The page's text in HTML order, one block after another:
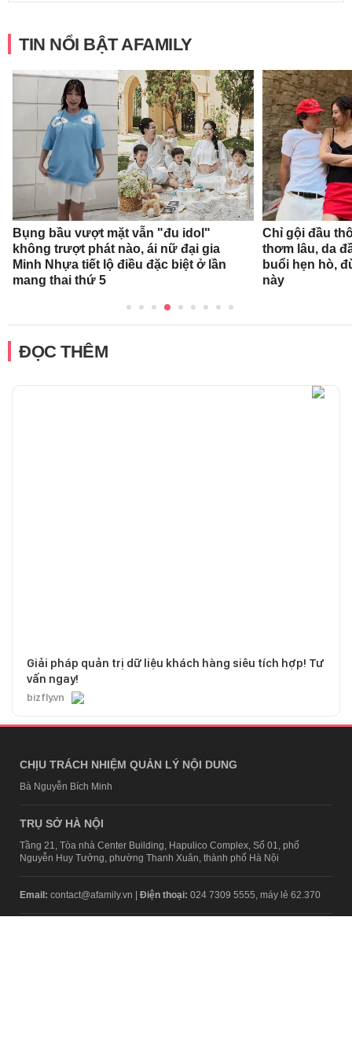
TIN NỔI BẬT AFAMILY
Bụng bầu vượt mặt vẫn "đu idol"
không trượt phát nào, ái nữ đại gia
Minh Nhựa tiết lộ điều đặc biệt ở lần
mang thai thứ 5
Chỉ gội đầu
thơm lâu, da
buổi hẹn hò,
này
ĐỌC THÊM
Giải pháp quản trị dữ liệu khách hàng siêu tích hợp! Tư
vấn ngay!
bizfly.vn
CHỊU TRÁCH NHIỆM QUẢN LÝ NỘI DUNG
Bà Nguyễn Bích Minh
TRỤ SỞ HÀ NỘI
Tầng 21, Tòa nhà Center Building, Hapulico Complex, Số 01, phố
Nguyễn Huy Tưởng, phường Thanh Xuân, thành phố Hà Nội
Email: contact@afamily.vn | Điện thoại: 024 7309 5555, máy lẻ 62.370